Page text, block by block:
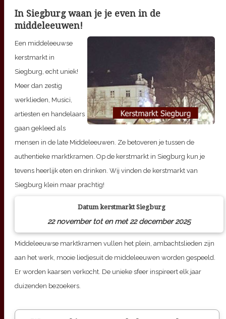
In Siegburg waan je je even in de
middeleeuwen!
Een middeleeuwse
kerstmarkt in
Siegburg, echt uniek!
Meer dan zestig
werklieden, Musici,
artiesten en handelaars
gaan gekleed als
mensen in de late Middeleeuwen. Ze betoveren je tussen de
authentieke marktkramen. Op de kerstmarkt in Siegburg kun je
tevens heerlijk eten en drinken. Wij vinden de kerstmarkt van
Siegburg klein maar prachtig!
Datum kerstmarktSiegburg
22 november tot en met 22 december 2025
Middeleeuwse marktkramen vullen het plein, ambachtslieden zijn
aan het werk, mooie liedjesuit de middeleeuwen worden gespeeld.
Er worden kaarsen verkocht. De unieke sfeer inspireert elk jaar
duizenden bezoekers.